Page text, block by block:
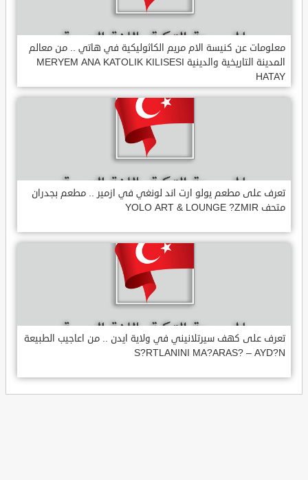
معلومات عن كنيسة الام مريم الكاثوليكية في هاتي .. من معالم
المدينة التاريخية والدينية MERYEM ANA KATOLIK KILISESI
HATAY
تعرف على مطعم يولو ارت اند لونغي في ازمير .. مطعم بجدران
متحف YOLO ART & LOUNGE ?ZMIR
تعرف على كهف سيرتلانيني في ولاية ايدن .. من اعاجيب الطبيعة
S?RTLANINI MA?ARAS? – AYD?N